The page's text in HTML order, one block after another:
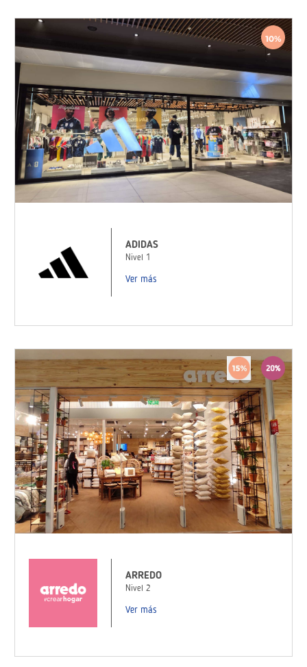
ADIDAS
Nivel 1
Ver más
ARREDO
Nivel 2
Ver más